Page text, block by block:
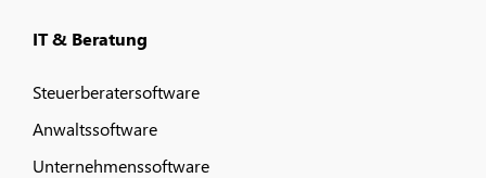
IT & Beratung
Steuerberatersoftware
Anwaltssoftware
Unternehmenssoftware